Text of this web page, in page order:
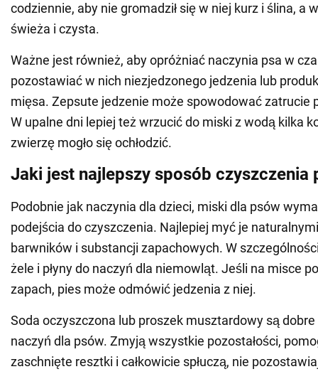
codziennie, aby nie gromadził się w niej kurz i ślina, a
świeża i czysta.
Ważne jest również, aby opróżniać naczynia psa w
pozostawiać w nich niezjedzonego jedzenia lub
mięsa. Zepsute jedzenie może spowodować zatrucie
W upalne dni lepiej też wrzucić do miski z wodą kilka
zwierzę mogło się ochłodzić.
Jaki jest najlepszy sposób czyszczenia
Podobnie jak naczynia dla dzieci, miski dla psów
podejścia do czyszczenia. Najlepiej myć je
barwników i substancji zapachowych. W
żele i płyny do naczyń dla niemowląt. Jeśli na misce
zapach, pies może odmówić jedzenia z niej.
Soda oczyszczona lub proszek musztardowy są
naczyń dla psów. Zmyją wszystkie pozostałości,
zaschnięte resztki i całkowicie spłuczą, nie